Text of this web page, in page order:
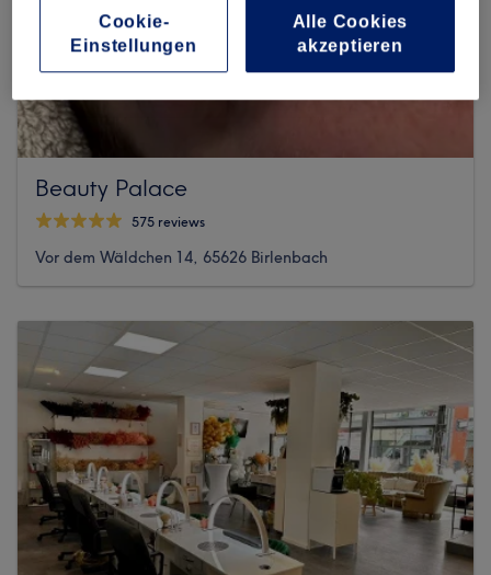
Beauty Palace
575 reviews
Vor dem Wäldchen 14, 65626 Birlenbach
Cookie-
Einstellungen
Alle Cookies
akzeptieren